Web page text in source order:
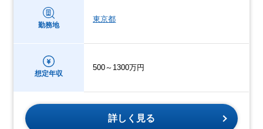
勤務地
東京都
想定年収
500～1300万円
詳しく見る